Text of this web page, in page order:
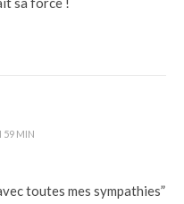
59 MIN
toutes mes sympathies”